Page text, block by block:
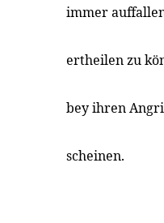
immer
ertheilen zu
bey ihren
scheinen.